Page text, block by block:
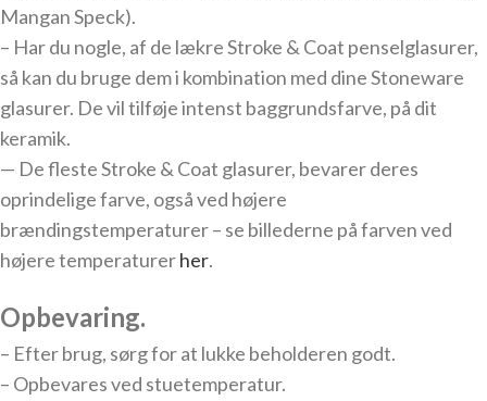
Mangan Speck).
– Har du nogle, af de lækre Stroke & Coat penselglasurer,
så kan du bruge dem i kombination med dine Stoneware
glasurer. De vil tilføje intenst baggrundsfarve, på dit
keramik.
— De fleste Stroke & Coat glasurer, bevarer deres
oprindelige farve, også ved højere
brændingstemperaturer – se billederne på farven ved
højere temperaturerher.
Opbevaring.
– Efter brug, sørg for at lukke beholderen godt.
– Opbevares ved stuetemperatur.